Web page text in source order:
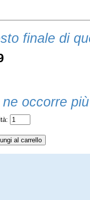
finale di
ne occorre